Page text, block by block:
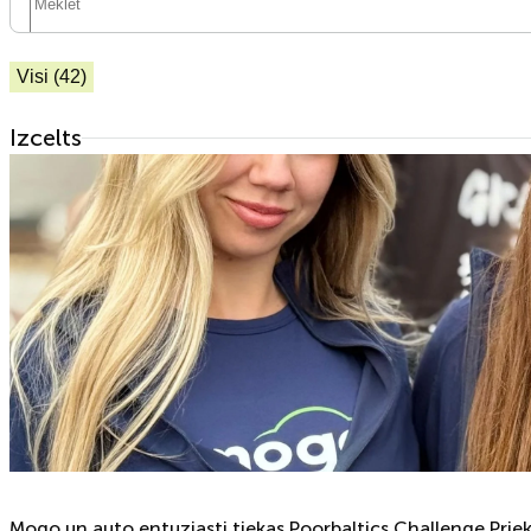
Visi (42)
Izcelts